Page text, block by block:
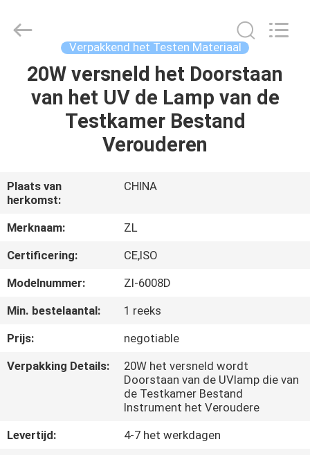
HUIS
PRODUCTEN
ONGEVEER
ONS
FABRIEKSREIS
KWALITEITSCONTROLE
CONTACTEER
NIEUWS
Technology
Reserved.
Verpakkend het Testen Materiaal
20W versneld het Doorstaan
van het UV de Lamp van de
Testkamer Bestand
Verouderen
Plaats van
herkomst:
CHINA
Merknaam:
ZL
Certificering:
CE,ISO
Modelnummer:
Zl-6008D
Min. bestelaantal:
1 reeks
Prijs:
negotiable
Verpakking Details:
20W het versneld wordt
Doorstaan van de UVlamp die van
de Testkamer Bestand
Instrument het Veroudere
Levertijd:
4-7 het werkdagen